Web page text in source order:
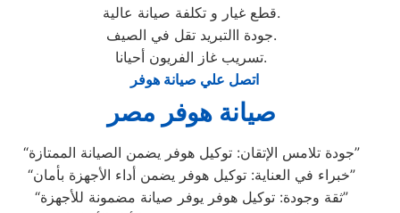
قطع غيار و تكلفة صيانة عالية.
جودة االتبريد تقل في الصيف.
تسريب غاز الفريون أحيانا.
اتصل علي صيانة هوفر
صيانة هوفر مصر
“جودة تلامس الإتقان: توكيل هوفر يضمن الصيانة الممتازة”
“خبراء في العناية: توكيل هوفر يضمن أداء الأجهزة بأمان”
“ثقة وجودة: توكيل هوفر يوفر صيانة مضمونة للأجهزة”